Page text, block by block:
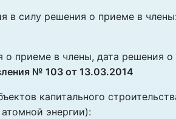
в силу решения о приеме в
приеме в члены, дата решения о
№ 103 от 13.03.2014
капитального
энергии):